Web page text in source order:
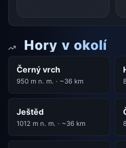
Hory v okolí
Černý vrch
950 m n. m. · ~36 km
Ještěd
1012 m n. m. · ~36 km